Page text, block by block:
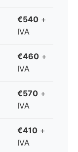
€540 +
IVA
€460 +
IVA
€570 +
IVA
€410 +
IVA